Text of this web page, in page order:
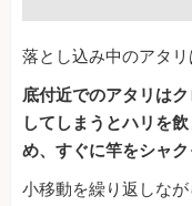
落とし込み中のアタリ
底付近でのアタリは
してしまうとハリを
め、すぐに竿をシャク
小移動を繰り返しな